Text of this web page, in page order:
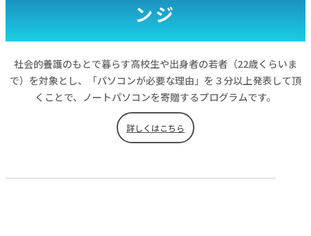
ンジ
社会的養護のもとで暮らす高校生や出身者の若者（22歳くらいま
で）を対象とし、「パソコンが必要な理由」を３分以上発表して頂
くことで、ノートパソコンを寄贈するプログラムです。
詳しくはこちら